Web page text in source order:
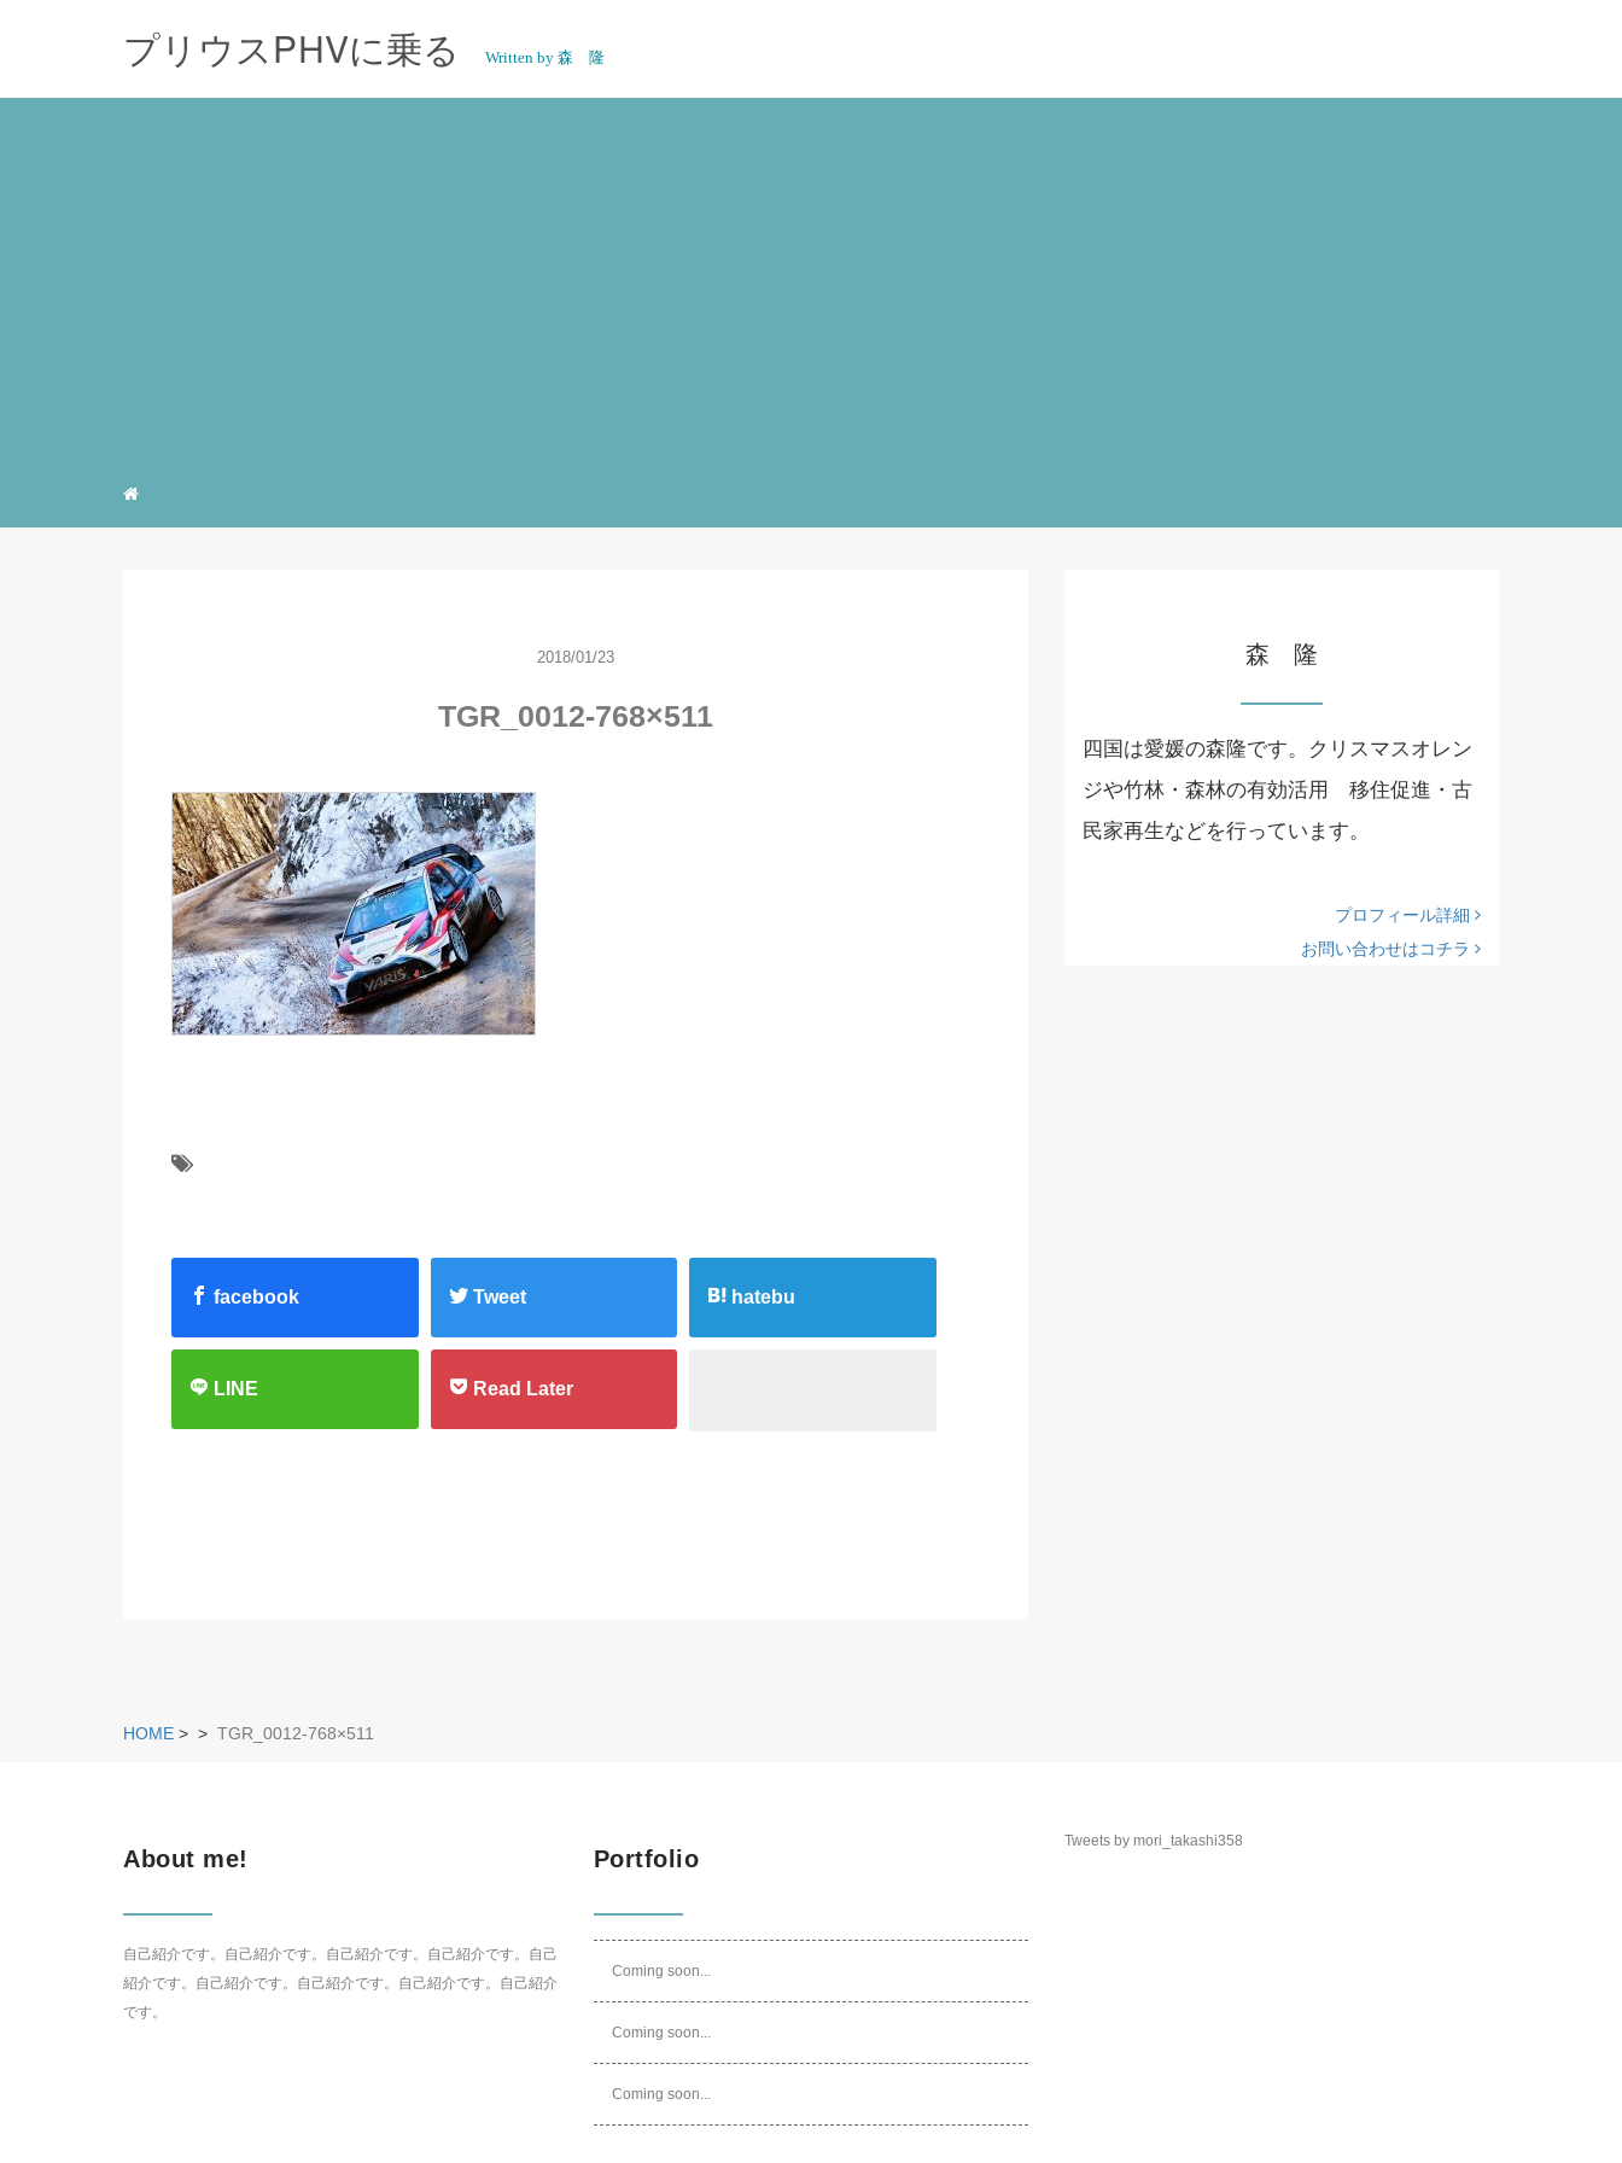
プリウスPHVに乗る Written by 森 隆
2018/01/23
TGR_0012-768×511
facebook Tweet hatebu
LINE Read Later
森 隆
四国は愛媛の森隆です。クリスマスオレン
ジや竹林・森林の有効活用 移住促進・古
民家再生などを行っています。
プロフィール詳細
お問い合わせはコチラ
HOME > > TGR_0012-768×511
About me!
自己紹介です。自己紹介です。自己紹介です。自己紹介です。自己
紹介です。自己紹介です。自己紹介です。自己紹介です。自己紹介
です。
Portfolio
Coming soon...
Coming soon...
Coming soon...
Tweets by mori_takashi358